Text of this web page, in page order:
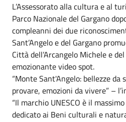
L’Assessorato alla cultura e al
Parco Nazionale del Gargano
compleanni dei due
Sant’Angelo e del Gargano
Città dell’Arcangelo Michele e
emozionante video spot.
“Monte Sant'Angelo: bellezze da
provare, emozioni da vivere” –
“Il marchio UNESCO è il
dedicato ai Beni culturali e